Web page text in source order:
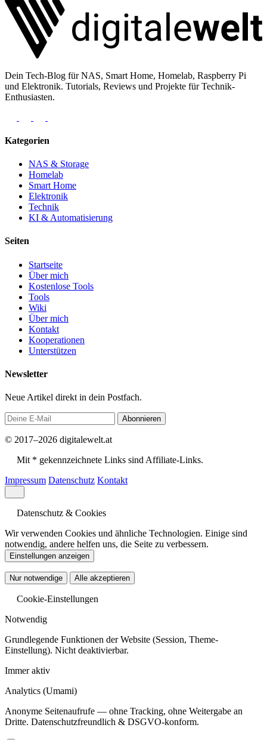
Dein Tech-Blog für NAS, Smart Home, Homelab, Raspberry Pi
und Elektronik. Tutorials, Reviews und Projekte für Technik-
Enthusiasten.
Kategorien
NAS & Storage
Homelab
Smart Home
Elektronik
Technik
KI & Automatisierung
Seiten
Startseite
Über mich
Kostenlose Tools
Tools
Wiki
Über mich
Kontakt
Kooperationen
Unterstützen
Newsletter
Neue Artikel direkt in dein Postfach.
Abonnieren
© 2017–2026 digitalewelt.at
Mit * gekennzeichnete Links sind Affiliate-Links.
Impressum Datenschutz Kontakt
Datenschutz & Cookies
Wir verwenden Cookies und ähnliche Technologien. Einige sind
notwendig, andere helfen uns, die Seite zu verbessern.
Einstellungen anzeigen
Nur notwendige Alle akzeptieren
Cookie-Einstellungen
Notwendig
Grundlegende Funktionen der Website (Session, Theme-
Einstellung). Nicht deaktivierbar.
Immer aktiv
Analytics (Umami)
Anonyme Seitenaufrufe — ohne Tracking, ohne Weitergabe an
Dritte. Datenschutzfreundlich & DSGVO-konform.